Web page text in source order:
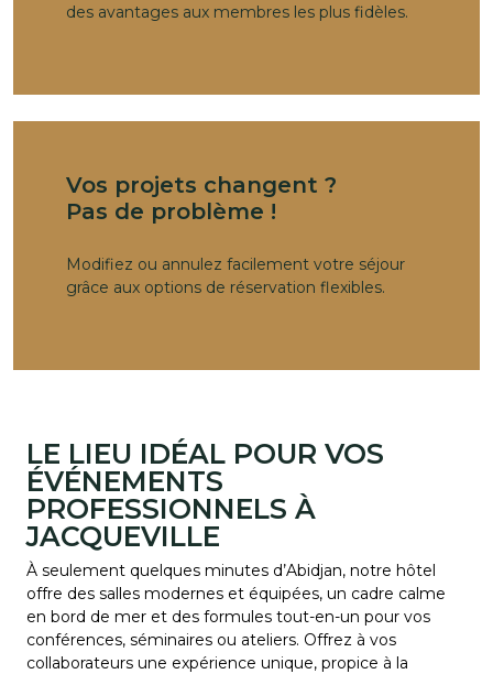
des avantages aux membres les plus fidèles.
Vos projets changent ?
Pas de problème !
Modifiez ou annulez facilement votre séjour
grâce aux options de réservation flexibles.
LE LIEU IDÉAL POUR VOS
ÉVÉNEMENTS
PROFESSIONNELS À
JACQUEVILLE
À seulement quelques minutes d’Abidjan, notre hôtel
offre des salles modernes et équipées, un cadre calme
en bord de mer et des formules tout-en-un pour vos
conférences, séminaires ou ateliers. Offrez à vos
collaborateurs une expérience unique, propice à la